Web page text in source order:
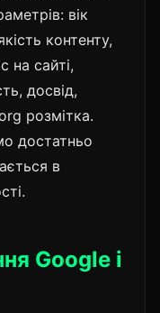
вік
контенту,
на сайті,
досвід,
розмітка.
достатньо
в
Google і